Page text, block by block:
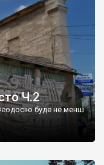
Ч.2
буде не менш